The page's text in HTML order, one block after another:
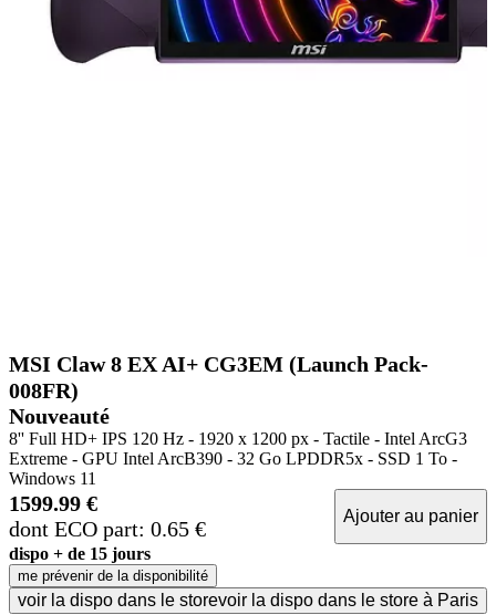
MSI Claw 8 EX AI+ CG3EM (Launch Pack-
008FR)
Nouveauté
8'' Full HD+ IPS 120 Hz - 1920 x 1200 px - Tactile - Intel ArcG3
Extreme - GPU Intel ArcB390 - 32 Go LPDDR5x - SSD 1 To -
Windows 11
1599.99 €
dont ECO part: 0.65 €
Ajouter au panier
dispo + de 15 jours
me prévenir de la disponibilité
voir la dispo dans le storevoir la dispo dans le store à Paris